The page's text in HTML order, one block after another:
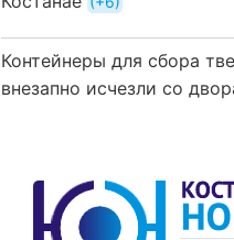
Контейнеры для сбора
внезапно исчезли со